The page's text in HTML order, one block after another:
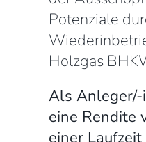
Potenziale
Holzgas
Als
eine Rendite
einer